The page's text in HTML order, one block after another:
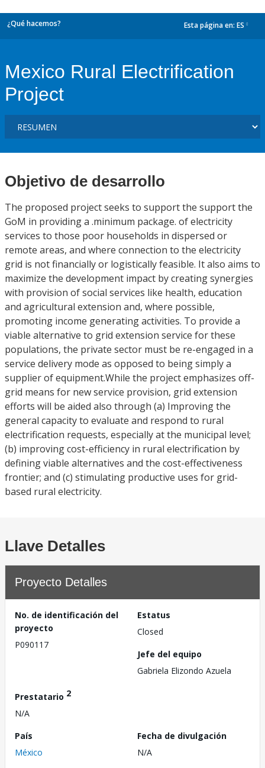
¿Qué hacemos? Esta página en: ES
Mexico Rural Electrification
Project
Objetivo de desarrollo
The proposed project seeks to support the support the
GoM in providing a .minimum package. of electricity
services to those poor households in dispersed or
remote areas, and where connection to the electricity
grid is not financially or logistically feasible. It also aims to
maximize the development impact by creating synergies
with provision of social services like health, education
and agricultural extension and, where possible,
promoting income generating activities. To provide a
viable alternative to grid extension service for these
populations, the private sector must be re-engaged in a
service delivery mode as opposed to being simply a
supplier of equipment.While the project emphasizes off-
grid means for new service provision, grid extension
efforts will be aided also through (a) Improving the
general capacity to evaluate and respond to rural
electrification requests, especially at the municipal level;
(b) improving cost-efficiency in rural electrification by
defining viable alternatives and the cost-effectiveness
frontier; and (c) stimulating productive uses for grid-
based rural electricity.
Llave Detalles
Proyecto Detalles
No. de identificación del
proyecto
P090117
Estatus
Closed
Jefe del equipo
Gabriela Elizondo Azuela
Prestatario 2
N/A
País
México
Fecha de divulgación
N/A